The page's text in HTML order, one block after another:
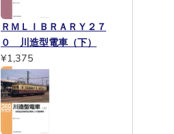
ＲＭＬＩＢＲＡＲＹ２７
０ 川造型電車（下）
¥1,375